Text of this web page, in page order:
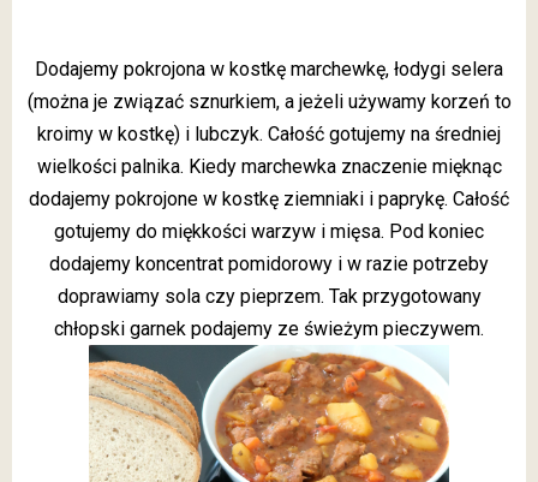
Dodajemy pokrojona w kostkę marchewkę, łodygi selera
(można je związać sznurkiem, a jeżeli używamy korzeń to
kroimy w kostkę) i lubczyk. Całość gotujemy na średniej
wielkości palnika. Kiedy marchewka znaczenie mięknąc
dodajemy pokrojone w kostkę ziemniaki i paprykę. Całość
gotujemy do miękkości warzyw i mięsa. Pod koniec
dodajemy koncentrat pomidorowy i w razie potrzeby
doprawiamy sola czy pieprzem. Tak przygotowany
chłopski garnek podajemy ze świeżym pieczywem.